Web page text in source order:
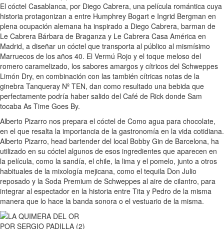
El cóctel Casablanca, por Diego Cabrera, una película romántica cuya
historia protagonizan a entre Humphrey Bogart e Ingrid Bergman en
plena ocupación alemana ha inspirado a Diego Cabrera, barman de
Le Cabrera Bárbara de Braganza y Le Cabrera Casa América en
Madrid, a diseñar un cóctel que transporta al público al mismísimo
Marruecos de los años 40. El Vermú Rojo y el toque meloso del
romero caramelizado, los sabores amargos y cítricos del Schweppes
Limón Dry, en combinación con las también cítricas notas de la
ginebra Tanqueray Nº TEN, dan como resultado una bebida que
perfectamente podría haber salido del Café de Rick donde Sam
tocaba As Time Goes By.
Alberto Pizarro nos prepara el cóctel de Como agua para chocolate,
en el que resalta la importancia de la gastronomía en la vida cotidiana.
Alberto Pizarro, head bartender del local Bobby Gin de Barcelona, ha
utilizado en su cóctel algunos de esos ingredientes que aparecen en
la película, como la sandía, el chile, la lima y el pomelo, junto a otros
habituales de la mixología mejicana, como el tequila Don Julio
reposado y la Soda Premium de Schweppes al aire de cilantro, para
integrar al espectador en la historia entre Tita y Pedro de la misma
manera que lo hace la banda sonora o el vestuario de la misma.